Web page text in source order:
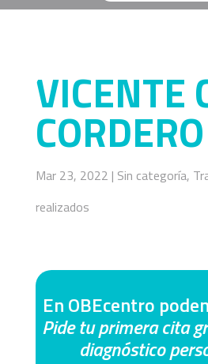
VICENTE
CORDERO
Mar 23, 2022 | Sin categoría,
realizados
En OBEcentro
Pide tu primera cita
diagnóstico